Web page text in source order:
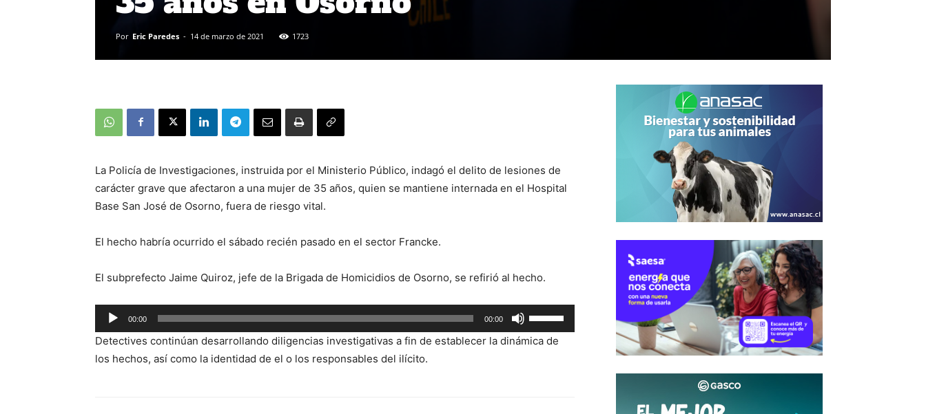
Por Eric Paredes - 14 de marzo de 2021 1723
La Policía de Investigaciones, instruida por el Ministerio Público, indagó el delito de lesiones de
carácter grave que afectaron a una mujer de 35 años, quien se mantiene internada en el Hospital
Base San José de Osorno, fuera de riesgo vital.
El hecho habría ocurrido el sábado recién pasado en el sector Francke.
El subprefecto Jaime Quiroz, jefe de la Brigada de Homicidios de Osorno, se refirió al hecho.
Reproductor
de
audio
00:00 00:00
las
teclas
Detectives continúan desarrollando diligencias investigativas a fin de establecer la dinámica de
los hechos, así como la identidad de el o los responsables del ilícito.